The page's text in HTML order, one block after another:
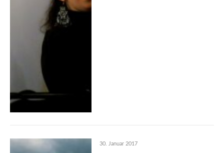
30. Januar 2017